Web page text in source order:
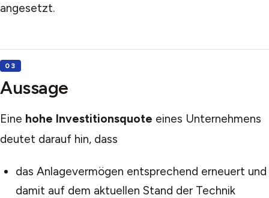
angesetzt.
Aussage
Eine hohe Investitionsquote eines Unternehmens
deutet darauf hin, dass
das Anlagevermögen entsprechend erneuert und
damit auf dem aktuellen Stand der Technik